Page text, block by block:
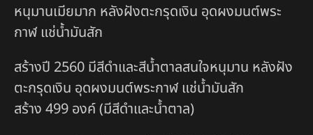
หนุมานเมียมาก หลังฝังตะกรุดเงิน อุดผงมนต์พระ
กาฬ แช่น้ำมันสัก
สร้างปี 2560 มีสีดำและสีน้ำตาลสนใจหนุมาน หลังฝัง
ตะกรุดเงิน อุดผงมนต์พระกาฬ แช่น้ำมันสัก
สร้าง 499 องค์ (มีสีดำและน้ำตาล)